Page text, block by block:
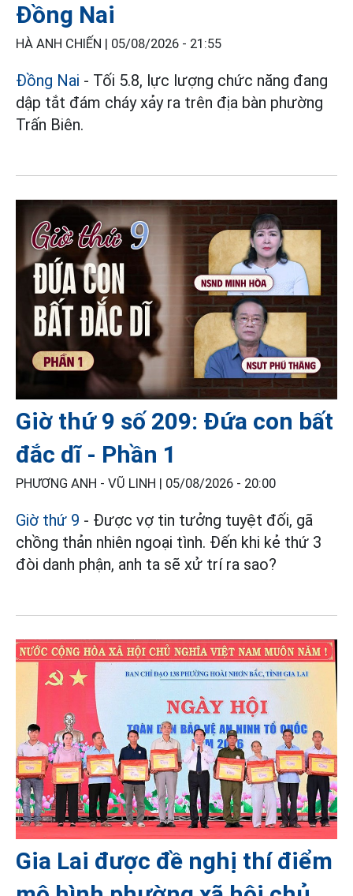
Đồng Nai
HÀ ANH CHIẾN | 05/08/2026 - 21:55
Đồng Nai - Tối 5.8, lực lượng chức năng đang
dập tắt đám cháy xảy ra trên địa bàn phường
Trấn Biên.
Giờ thứ 9 số 209: Đứa con bất
đắc dĩ - Phần 1
PHƯƠNG ANH - VŨ LINH | 05/08/2026 - 20:00
Giờ thứ 9 - Được vợ tin tưởng tuyệt đối, gã
chồng thản nhiên ngoại tình. Đến khi kẻ thứ 3
đòi danh phận, anh ta sẽ xử trí ra sao?
Gia Lai được đề nghị thí điểm